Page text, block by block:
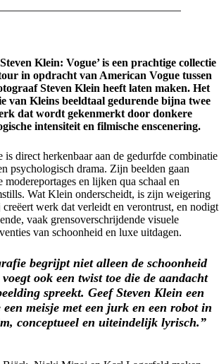
Klein: Vogue’ is een prachtige collectie
in opdracht van American Vogue tussen
Steven Klein heeft laten maken. Het
van Kleins beeldtaal gedurende bijna twee
dat wordt gekenmerkt door donkere
intensiteit en filmische enscenering.
direct herkenbaar aan de gedurfde combinatie
psychologisch drama. Zijn beelden gaan
modereportages en lijken qua schaal en
Wat Klein onderscheidt, is zijn weigering
werk dat verleidt en verontrust, en nodigt
vaak grensoverschrijdende visuele
van schoonheid en luxe uitdagen.
begrijpt niet alleen de schoonheid
ook een twist toe die de aandacht
spreekt. Geef Steven Klein een
meisje met een jurk en een robot in
conceptueel en uiteindelijk lyrisch.”